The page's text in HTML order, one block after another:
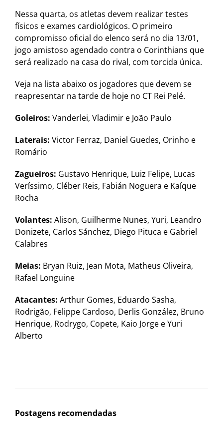
Nessa quarta, os atletas devem realizar testes
físicos e exames cardiológicos. O primeiro
compromisso oficial do elenco será no dia 13/01,
jogo amistoso agendado contra o Corinthians que
será realizado na casa do rival, com torcida única.
Veja na lista abaixo os jogadores que devem se
reapresentar na tarde de hoje no CT Rei Pelé.
Goleiros: Vanderlei, Vladimir e João Paulo
Laterais: Victor Ferraz, Daniel Guedes, Orinho e
Romário
Zagueiros: Gustavo Henrique, Luiz Felipe, Lucas
Veríssimo, Cléber Reis, Fabián Noguera e Kaíque
Rocha
Volantes: Alison, Guilherme Nunes, Yuri, Leandro
Donizete, Carlos Sánchez, Diego Pituca e Gabriel
Calabres
Meias: Bryan Ruiz, Jean Mota, Matheus Oliveira,
Rafael Longuine
Atacantes: Arthur Gomes, Eduardo Sasha,
Rodrigão, Felippe Cardoso, Derlis González, Bruno
Henrique, Rodrygo, Copete, Kaio Jorge e Yuri
Alberto
Postagens recomendadas